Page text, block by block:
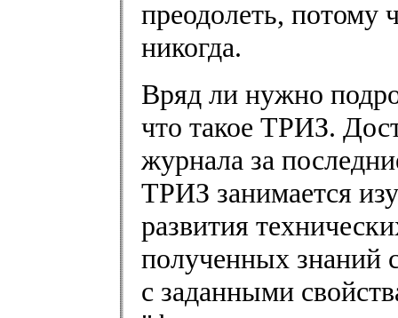
преодолеть, потому
никогда.
Вряд ли нужно
что такое ТРИЗ.
журнала за
ТРИЗ занимается
развития
полученных знаний
с заданными